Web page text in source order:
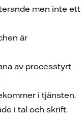
men inte ett
är
av processtyrt
i tjänsten.
i tal och skrift.